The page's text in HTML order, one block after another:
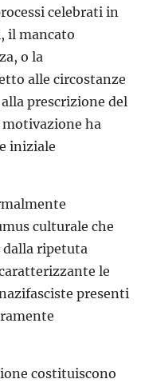
celebrati in
il mancato
o la
alle circostanze
prescrizione del
motivazione ha
iniziale
culturale che
dalla ripetuta
le
presenti
costituiscono